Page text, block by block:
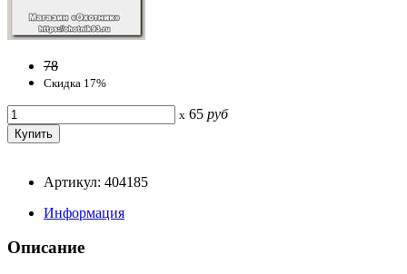
78
Скидка 17%
x 65 руб
Артикул: 404185
Информация
Описание